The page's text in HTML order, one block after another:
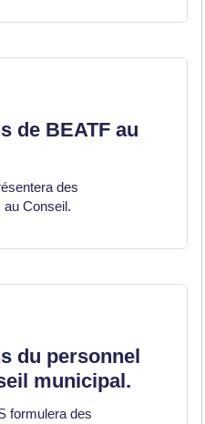
de BEATF au
des
Conseil.
du personnel
municipal.
formulera des